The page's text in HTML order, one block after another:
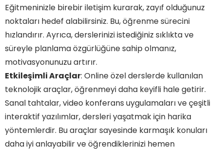
Eğitmeninizle birebir iletişim kurarak, zayıf olduğunuz
noktaları hedef alabilirsiniz. Bu, öğrenme sürecini
hızlandırır. Ayrıca, derslerinizi istediğiniz sıklıkta ve
süreyle planlama özgürlüğüne sahip olmanız,
motivasyonunuzu artırır.
Etkileşimli Araçlar: Online özel derslerde kullanılan
teknolojik araçlar, öğrenmeyi daha keyifli hale getirir.
Sanal tahtalar, video konferans uygulamaları ve çeşitli
interaktif yazılımlar, dersleri yaşatmak için harika
yöntemlerdir. Bu araçlar sayesinde karmaşık konuları
daha iyi anlayabilir ve öğrendiklerinizi hemen